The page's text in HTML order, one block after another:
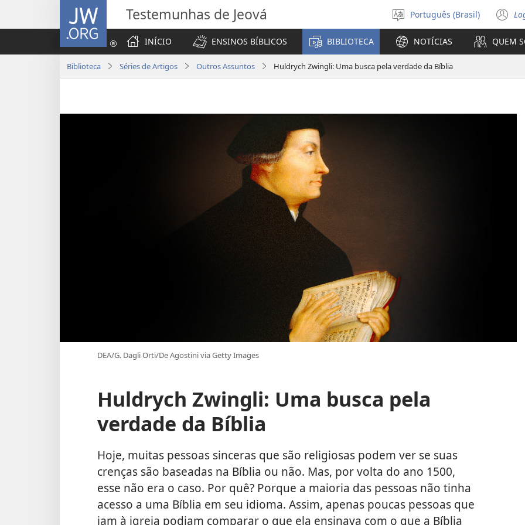
JW.ORG Testemunhas de Jeová
Selecione
o
idioma
Português (Brasil)
INÍCIO
ENSINOS BÍBLICOS BIBLIOTECA NOTÍCIAS QUEM
Biblioteca Séries de Artigos Outros Assuntos Huldrych Zwingli: Uma busca pela verdade da Bíblia
DEA/G. Dagli Orti/De Agostini via Getty Images
Huldrych Zwingli: Uma busca pela
verdade da Bíblia
Hoje, muitas pessoas sinceras que são religiosas podem ver se suas
crenças são baseadas na Bíblia ou não. Mas, por volta do ano 1500,
esse não era o caso. Por quê? Porque a maioria das pessoas não tinha
acesso a uma Bíblia em seu idioma. Assim, apenas poucas pessoas que
iam à igreja podiam comparar o que ela ensinava com o que a Bíblia